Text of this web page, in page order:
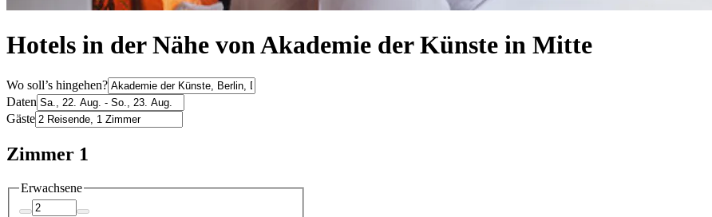
Hotels in der Nähe von Akademie der Künste in Mitte
Wo soll’s hingehen?
Daten
Gäste
Zimmer 1
Erwachsene